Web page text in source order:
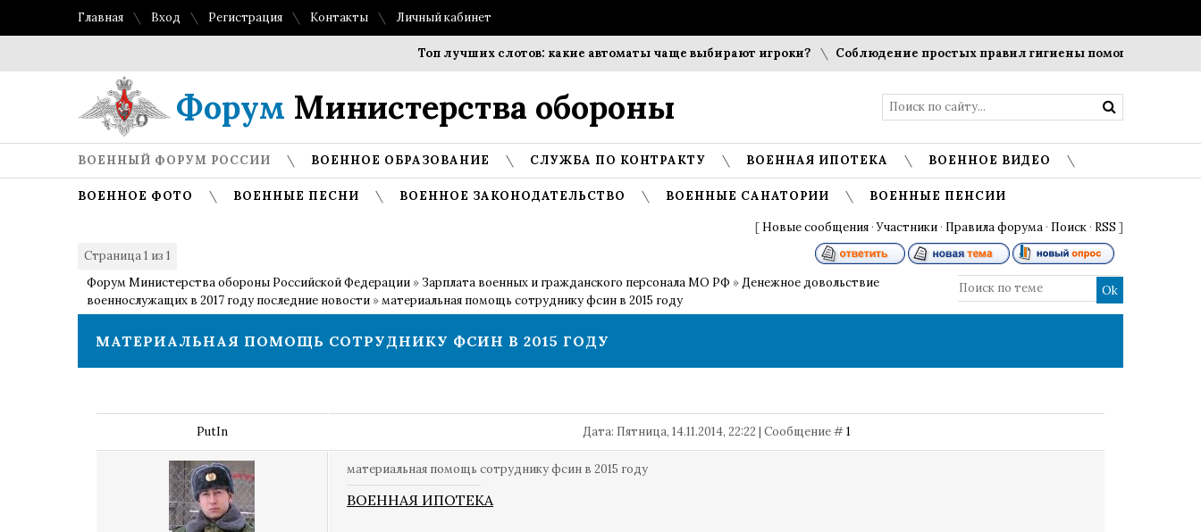
Главная Вход Регистрация Контакты Личный кабинет
Топ лучших слотов: какие автоматы чаще выбирают игроки? Соблюдение простых правил гигиены помогает
Форум Министерства обороны
ВОЕННЫЙ ФОРУМ РОССИИ ВОЕННОЕ ОБРАЗОВАНИЕ СЛУЖБА ПО КОНТРАКТУ ВОЕННАЯ ИПОТЕКА ВОЕННОЕ ВИДЕО
ВОЕННОЕ ФОТО ВОЕННЫЕ ПЕСНИ ВОЕННОЕ ЗАКОНОДАТЕЛЬСТВО ВОЕННЫЕ САНАТОРИИ ВОЕННЫЕ ПЕНСИИ
[ Новые сообщения ·Участники · Правила форума · Поиск · RSS ]
Страница1 из 1
Форум Министерства обороны Российской Федерации » Зарплата военных и гражданского персонала МО РФ »Денежное довольствие
военнослужащих в 2017 году последние новости »материальная помощь сотруднику фсин в 2015 году
МАТЕРИАЛЬНАЯ ПОМОЩЬ СОТРУДНИКУ ФСИН В 2015 ГОДУ
PutIn Дата: Пятница, 14.11.2014, 22:22 | Сообщение #1
материальная помощь сотруднику фсин в 2015 году
ВОЕННАЯ ИПОТЕКА